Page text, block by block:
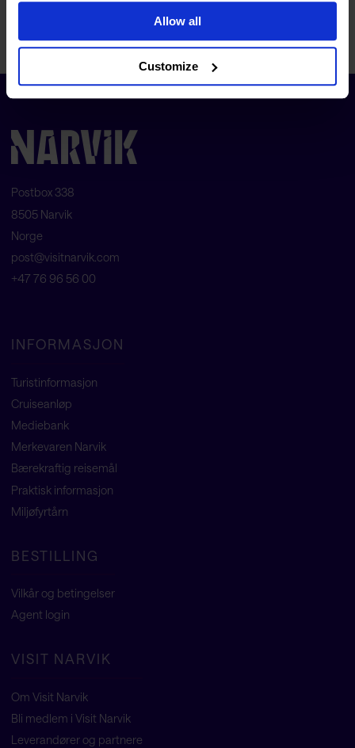
Allow all
Customize
FAQ
Postbox 338
8505 Narvik
Norge
post@visitnarvik.com
+47 76 96 56 00
INFORMASJON
Turistinformasjon
Cruiseanløp
Mediebank
Merkevaren Narvik
Bærekraftig reisemål
Praktisk informasjon
Miljøfyrtårn
BESTILLING
Vilkår og betingelser
Agent login
VISIT NARVIK
Om Visit Narvik
Bli medlem i Visit Narvik
Leverandører og partnere